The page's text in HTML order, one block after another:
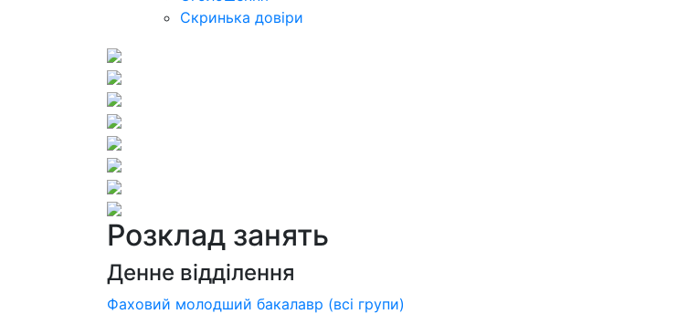
Скринька довіри
Розклад занять
Денне відділення
Фаховий молодший бакалавр (всі групи)